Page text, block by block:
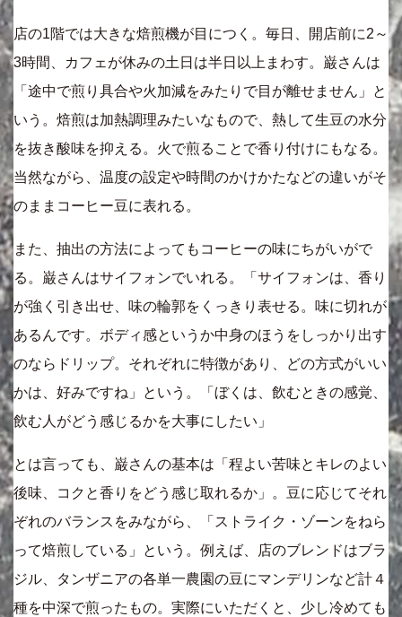
店の1階では大きな焙煎機が目につく。毎日、開店前に2～
3時間、カフェが休みの土日は半日以上まわす。巌さんは
「途中で煎り具合や火加減をみたりで目が離せません」と
いう。焙煎は加熱調理みたいなもので、熱して生豆の水分
を抜き酸味を抑える。火で煎ることで香り付けにもなる。
当然ながら、温度の設定や時間のかけかたなどの違いがそ
のままコーヒー豆に表れる。
また、抽出の方法によってもコーヒーの味にちがいがで
る。巌さんはサイフォンでいれる。「サイフォンは、香り
が強く引き出せ、味の輪郭をくっきり表せる。味に切れが
あるんです。ボディ感というか中身のほうをしっかり出す
のならドリップ。それぞれに特徴があり、どの方式がいい
かは、好みですね」という。「ぼくは、飲むときの感覚、
飲む人がどう感じるかを大事にしたい」
とは言っても、巌さんの基本は「程よい苦味とキレのよい
後味、コクと香りをどう感じ取れるか」。豆に応じてそれ
ぞれのバランスをみながら、「ストライク・ゾーンをねら
って焙煎している」という。例えば、店のブレンドはブラ
ジル、タンザニアの各単一農園の豆にマンデリンなど計４
種を中深で煎ったもの。実際にいただくと、少し冷めても